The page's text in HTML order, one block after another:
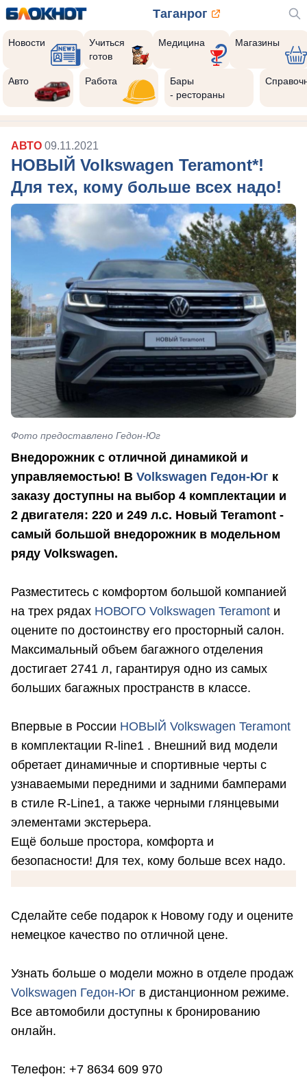
Таганрог
Новости
Учиться
готов
Медицина Магазины
Авто Работа
Бары
- рестораны
АВТО 09.11.2021
НОВЫЙ Volkswagen Teramont*!
Для тех, кому больше всех надо!
Фото предоставлено Гедон-Юг
Внедорожник с отличной динамикой и
управляемостью! В Volkswagen Гедон-Юг к
заказу доступны на выбор 4 комплектации и
2 двигателя: 220 и 249 л.с. Новый Teramont -
самый большой внедорожник в модельном
ряду Volkswagen.
Разместитесь с комфортом большой компанией
на трех рядах НОВОГО Volkswagen Teramont и
оцените по достоинству его просторный салон.
Максимальный объем багажного отделения
достигает 2741 л, гарантируя одно из самых
больших багажных пространств в классе.
Впервые в России НОВЫЙ Volkswagen Teramont
в комплектации R-line1 . Внешний вид модели
обретает динамичные и спортивные черты с
узнаваемыми передними и задними бамперами
в стиле R-Line1, а также черными глянцевыми
элементами экстерьера.
Ещё больше простора, комфорта и
безопасности! Для тех, кому больше всех надо.
Сделайте себе подарок к Новому году и оцените
немецкое качество по отличной цене.
Узнать больше о модели можно в отделе продаж
Volkswagen Гедон-Юг в дистанционном режиме.
Все автомобили доступны к бронированию
онлайн.
Телефон: +7 8634 609 970